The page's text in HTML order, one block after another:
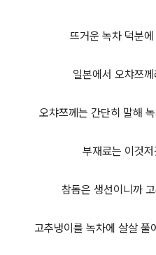
뜨거운 녹차 덕분
일본에서 오챠쯔
오챠쯔께는 간단히 말해
부재료는 이것
참돔은 생선이니까
고추냉이를 녹차에 살살 풀